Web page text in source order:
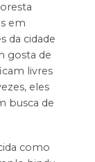
em
da cidade
gosta de
livres
eles
busca de
como